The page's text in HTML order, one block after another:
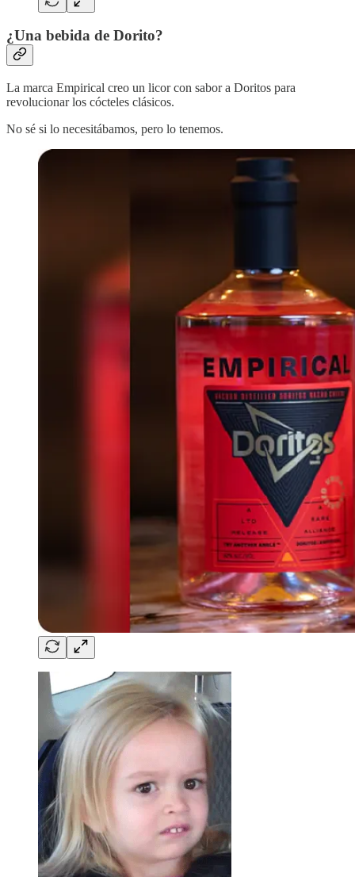
¿Una bebida de Dorito?
La marca Empirical creo un licor con sabor a Doritos para
revolucionar los cócteles clásicos.
No sé si lo necesitábamos, pero lo tenemos.